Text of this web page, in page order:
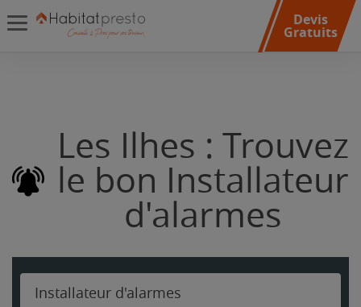
Devis
Gratuits
Les Ilhes : Trouvez
le bon Installateur
d'alarmes
Installateur d'alarmes